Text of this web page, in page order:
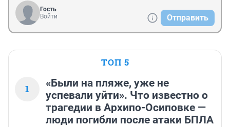
Гость
Войти
Отправить
ТОП 5
1
«Были на пляже, уже не
успевали уйти». Что известно о
трагедии в Архипо-Осиповке —
люди погибли после атаки БПЛА